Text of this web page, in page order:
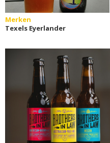
Merken
Texels Eyerlander